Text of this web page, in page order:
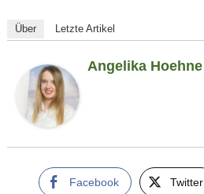
Über Letzte Artikel
Angelika Hoehne
Facebook Twitter